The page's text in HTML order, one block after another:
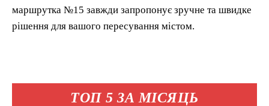
ТОП 5 ЗА МІСЯЦЬ
маршрутка №15 завжди запропонує зручне та швидке
рішення для вашого пересування містом.